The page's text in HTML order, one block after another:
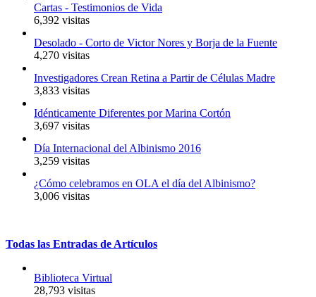
Cartas - Testimonios de Vida
6,392 visitas
Desolado - Corto de Victor Nores y Borja de la Fuente
4,270 visitas
Investigadores Crean Retina a Partir de Células Madre
3,833 visitas
Idénticamente Diferentes por Marina Cortón
3,697 visitas
Día Internacional del Albinismo 2016
3,259 visitas
¿Cómo celebramos en OLA el día del Albinismo?
3,006 visitas
Todas las Entradas de Artículos
Biblioteca Virtual
28,793 visitas